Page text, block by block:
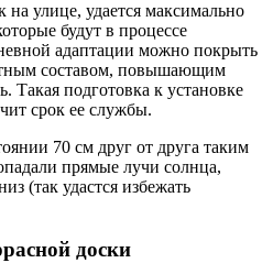
на улице, удается максимально
будут в процессе
адаптации можно покрыть
составом, повышающим
Такая подготовка к установке
срок ее службы.
70 см друг от друга таким
прямые лучи солнца,
(так удастся избежать
доски